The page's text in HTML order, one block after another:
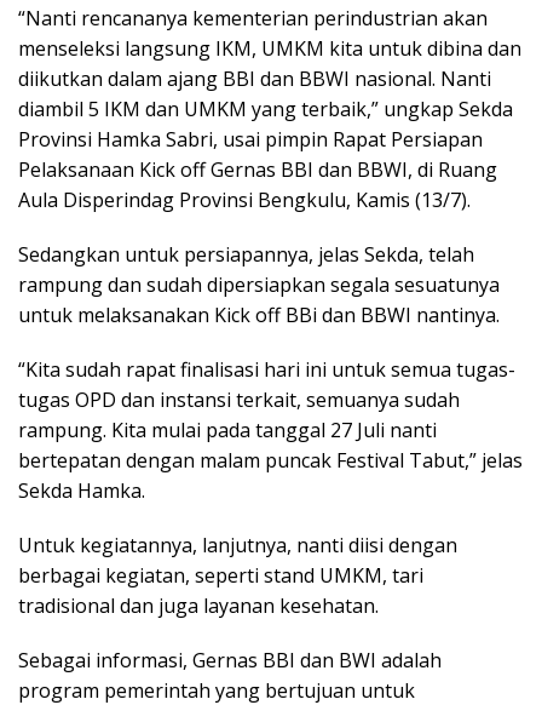
“Nanti rencananya kementerian perindustrian akan
menseleksi langsung IKM, UMKM kita untuk dibina dan
diikutkan dalam ajang BBI dan BBWI nasional. Nanti
diambil 5 IKM dan UMKM yang terbaik,” ungkap Sekda
Provinsi Hamka Sabri, usai pimpin Rapat Persiapan
Pelaksanaan Kick off Gernas BBI dan BBWI, di Ruang
Aula Disperindag Provinsi Bengkulu, Kamis (13/7).
Sedangkan untuk persiapannya, jelas Sekda, telah
rampung dan sudah dipersiapkan segala sesuatunya
untuk melaksanakan Kick off BBi dan BBWI nantinya.
“Kita sudah rapat finalisasi hari ini untuk semua tugas-
tugas OPD dan instansi terkait, semuanya sudah
rampung. Kita mulai pada tanggal 27 Juli nanti
bertepatan dengan malam puncak Festival Tabut,” jelas
Sekda Hamka.
Untuk kegiatannya, lanjutnya, nanti diisi dengan
berbagai kegiatan, seperti stand UMKM, tari
tradisional dan juga layanan kesehatan.
Sebagai informasi, Gernas BBI dan BWI adalah
program pemerintah yang bertujuan untuk